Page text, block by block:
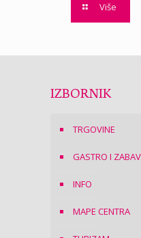
Više
IZBORNIK
TRGOVINE
GASTRO I
INFO
MAPE CENTRA